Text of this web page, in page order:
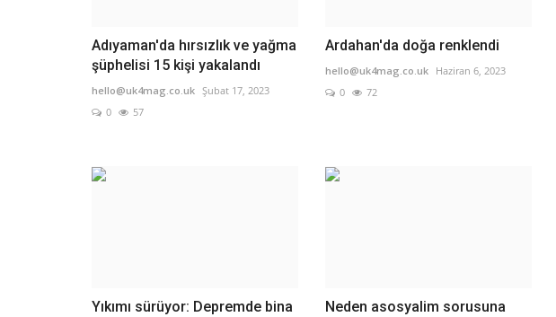
Adıyaman'da hırsızlık ve yağma
şüphelisi 15 kişi yakalandı
hello@uk4mag.co.uk Şubat 17, 2023
0
57
Ardahan'da doğa renklendi
hello@uk4mag.co.uk
Haziran 6, 2023
0
72
Yıkımı sürüyor: Depremde bina
Neden asosyalim sorusuna